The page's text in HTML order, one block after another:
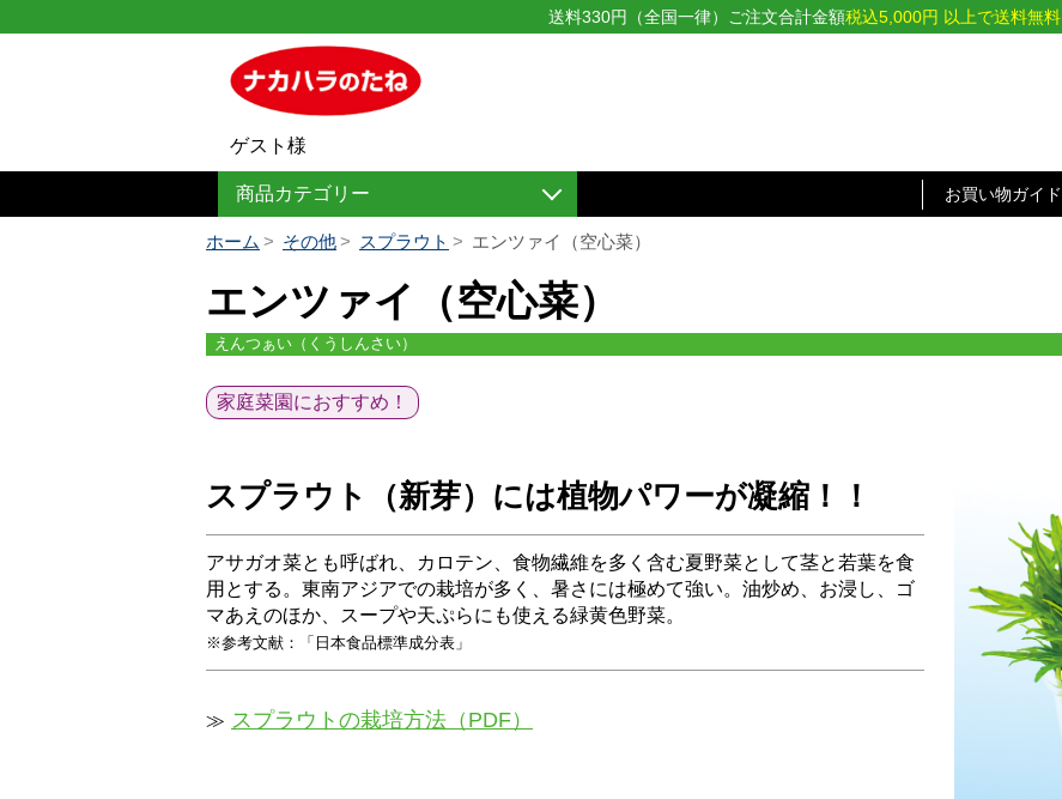
送料330円（全国一律）ご注文合計金額税込5,000円 以上で送料無料
ゲスト様
商品カテゴリー お買い物ガイド
ホーム その他 スプラウト エンツァイ（空心菜）
エンツァイ（空心菜）
えんつぁい（くうしんさい）
家庭菜園におすすめ！
スプラウト（新芽）には植物パワーが凝縮！！
アサガオ菜とも呼ばれ、カロテン、食物繊維を多く含む夏野菜として茎と若葉を食
用とする。東南アジアでの栽培が多く、暑さには極めて強い。油炒め、お浸し、ゴ
マあえのほか、スープや天ぷらにも使える緑黄色野菜。
※参考文献：「日本食品標準成分表」
≫ スプラウトの栽培方法（PDF）